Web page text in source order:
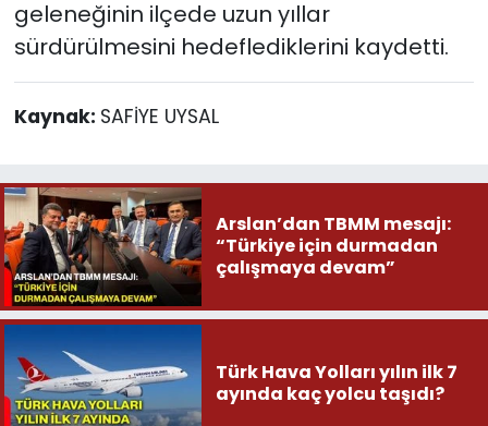
geleneğinin ilçede uzun yıllar
sürdürülmesini hedeflediklerini kaydetti.
Kaynak: SAFİYE UYSAL
Arslan’dan TBMM mesajı:
“Türkiye için durmadan
çalışmaya devam”
Türk Hava Yolları yılın ilk 7
ayında kaç yolcu taşıdı?